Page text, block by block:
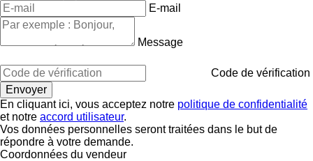
E-mail
Message
Code de vérification
En cliquant ici, vous acceptez notre politique de confidentialité
et notre accord utilisateur.
Vos données personnelles seront traitées dans le but de
répondre à votre demande.
Coordonnées du vendeur